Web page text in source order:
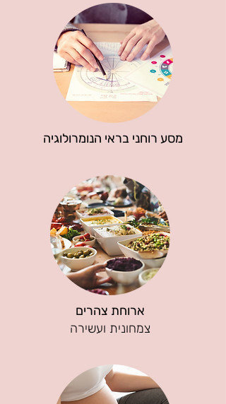
מסע רוחני בראי הנומרולוגיה
ארוחת צהרים
צמחונית ועשירה